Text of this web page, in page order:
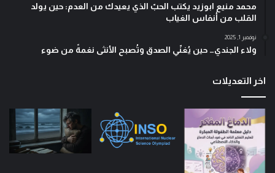
محمد منيع ابوزيد يكتب الحبّ الذي يعيدك من العدم: حين يولد
القلب من أنفاس الغياب
نوفمبر 1, 2025
ولاء الجندي… حين يُغنّي الصدق وتُصبح الأنثى نغمةً من ضوء
اخر التعديلات